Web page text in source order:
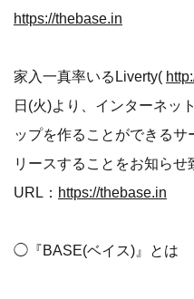
https://thebase.in
家入一真率いるLiverty(
日(火)より、インターネッ
ップを作ることができるサ
リースすることをお知らせ
URL： https://thebase.in
◯『BASE(ベイス)』とは